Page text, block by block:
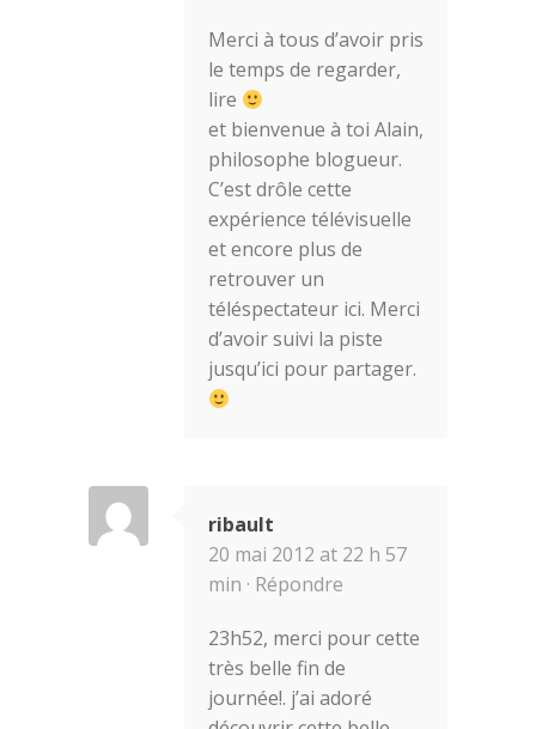
Merci à tous d’avoir pris
le temps de regarder,
lire
et bienvenue à toi Alain,
philosophe blogueur.
C’est drôle cette
expérience télévisuelle
et encore plus de
retrouver un
téléspectateur ici. Merci
d’avoir suivi la piste
jusqu’ici pour partager.
ribault
20 mai 2012 at 22 h 57
min · Répondre
23h52, merci pour cette
très belle fin de
journée!. j’ai adoré